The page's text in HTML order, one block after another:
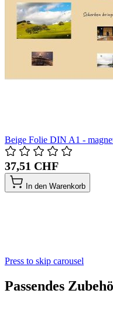
Beige Folie DIN A1 -
37,51 CHF
In den Warenkorb
Press to skip carousel
Passendes